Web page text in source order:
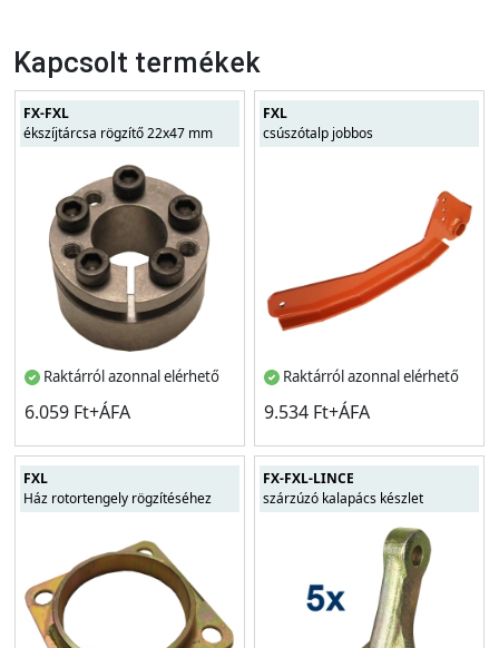
Kapcsolt termékek
FX-FXL
ékszíjtárcsa rögzítő 22x47 mm
Raktárról azonnal elérhető
6.059 Ft+ÁFA
FXL
csúszótalp jobbos
Raktárról azonnal elérhető
9.534 Ft+ÁFA
FXL
Ház rotortengely rögzítéséhez
FX-FXL-LINCE
szárzúzó kalapács készlet